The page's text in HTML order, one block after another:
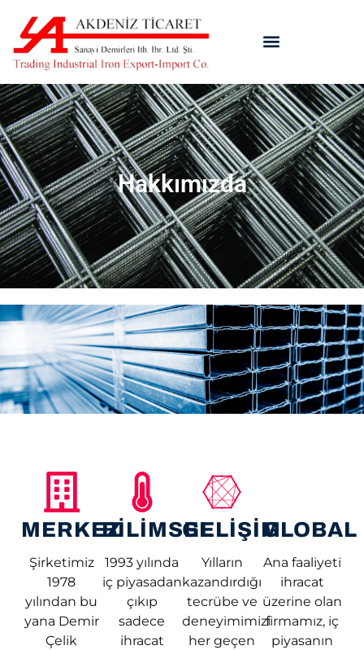
Hakkımızda
MERKEZ
Şirketimiz
1978
yılından bu
yana Demir
Çelik
BILIMSEL
1993 yılında
iç piyasadan
çıkıp
sadece
ihracat
GELIŞIM
Yılların
kazandırdığı
tecrübe ve
deneyimimizi
her geçen
GLOBAL
Ana faaliyeti
ihracat
üzerine olan
firmamız, iç
piyasanın